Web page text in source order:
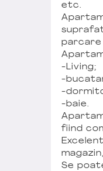
etc.
parcare
-Living;
-
-
-baie.
fiind
Se